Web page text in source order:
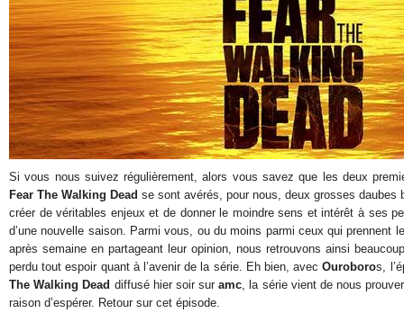
Si vous nous suivez régulièrement, alors vous savez que les deux
Fear The Walking Dead se sont avérés, pour nous, deux grosses daubes
créer de véritables enjeux et de donner le moindre sens et intérêt à ses
d’une nouvelle saison. Parmi vous, ou du moins parmi ceux qui prennent
après semaine en partageant leur opinion, nous retrouvons ainsi
perdu tout espoir quant à l’avenir de la série. Eh bien, avecOuroboros,
The Walking Dead diffusé hier soir suramc, la série vient de nous
raison d’espérer. Retour sur cet épisode.